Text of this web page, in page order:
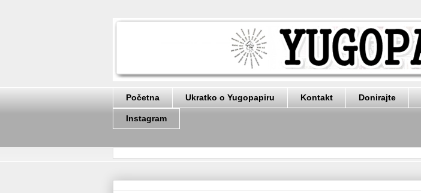
Početna Ukratko o Yugopapiru Kontakt Donirajte
Instagram